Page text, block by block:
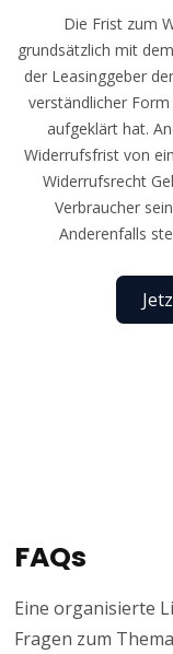
Die Frist zum
grundsätzlich mit
der Leasinggeber
verständlicher
aufgeklärt hat.
Widerrufsfrist von
Widerrufsrecht
Verbraucher
Anderenfalls
FAQs
Eine organisierte
Fragen zum